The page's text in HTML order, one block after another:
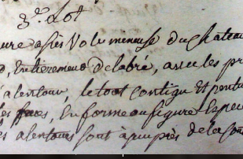
treze le ving neuvième jour du mois de
Claude Guillaume de Moyriat chevalier baron
et irrevocablement a monseigneur monsieur
du roy au parlement de Bourgogne, present et
de la Vellière a sur ses hommes, indivisables et
et comme le dit seigneur Baron et ses
des terriers, etc... au prix de 880 livre louis